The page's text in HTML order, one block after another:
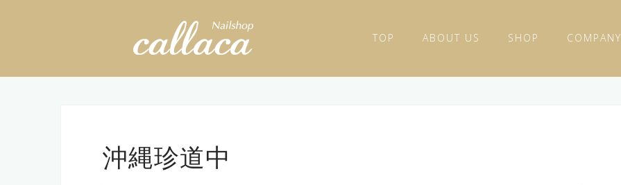
TOP ABOUT US SHOP COMPANY
沖縄珍道中